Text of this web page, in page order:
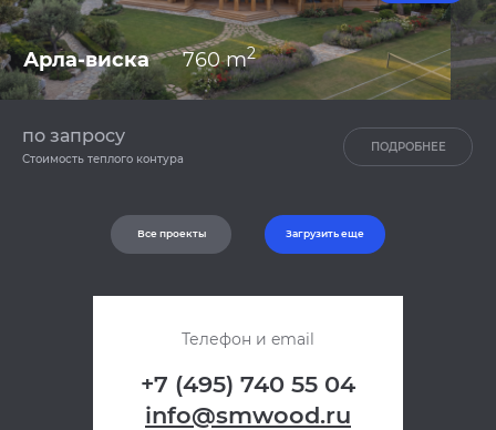
Арла-виска 760 m2
по запросу
Стоимость теплого контура
ПОДРОБНЕЕ
Все проекты Загрузить еще
Телефон и email
+7 (495) 740 55 04
info@smwood.ru